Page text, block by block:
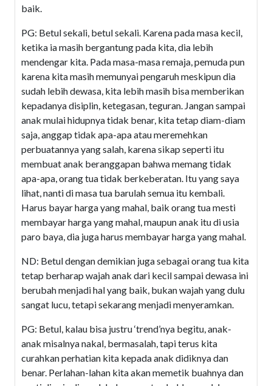
baik.
PG: Betul sekali, betul sekali. Karena pada masa kecil,
ketika ia masih bergantung pada kita, dia lebih
mendengar kita. Pada masa-masa remaja, pemuda pun
karena kita masih memunyai pengaruh meskipun dia
sudah lebih dewasa, kita lebih masih bisa memberikan
kepadanya disiplin, ketegasan, teguran. Jangan sampai
anak mulai hidupnya tidak benar, kita tetap diam-diam
saja, anggap tidak apa-apa atau meremehkan
perbuatannya yang salah, karena sikap seperti itu
membuat anak beranggapan bahwa memang tidak
apa-apa, orang tua tidak berkeberatan. Itu yang saya
lihat, nanti di masa tua barulah semua itu kembali.
Harus bayar harga yang mahal, baik orang tua mesti
membayar harga yang mahal, maupun anak itu di usia
paro baya, dia juga harus membayar harga yang mahal.
ND: Betul dengan demikian juga sebagai orang tua kita
tetap berharap wajah anak dari kecil sampai dewasa ini
berubah menjadi hal yang baik, bukan wajah yang dulu
sangat lucu, tetapi sekarang menjadi menyeramkan.
PG: Betul, kalau bisa justru ‘trend’nya begitu, anak-
anak misalnya nakal, bermasalah, tapi terus kita
curahkan perhatian kita kepada anak didiknya dan
benar. Perlahan-lahan kita akan memetik buahnya dan